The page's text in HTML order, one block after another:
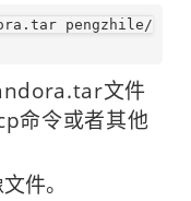
pengzhile/
a.tar文件
命令或者其他
件。